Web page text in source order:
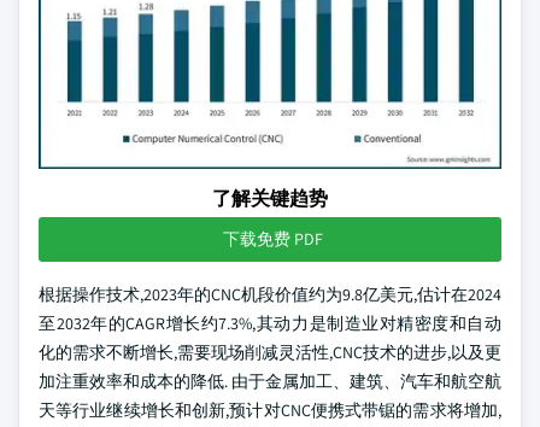
了解关键趋势
下载免费 PDF
根据操作技术,2023年的CNC机段价值约为9.8亿美元,估计在2024
至2032年的CAGR增长约7.3%,其动力是制造业对精密度和自动
化的需求不断增长,需要现场削减灵活性,CNC技术的进步,以及更
加注重效率和成本的降低. 由于金属加工、建筑、汽车和航空航
天等行业继续增长和创新,预计对CNC便携式带锯的需求将增加,